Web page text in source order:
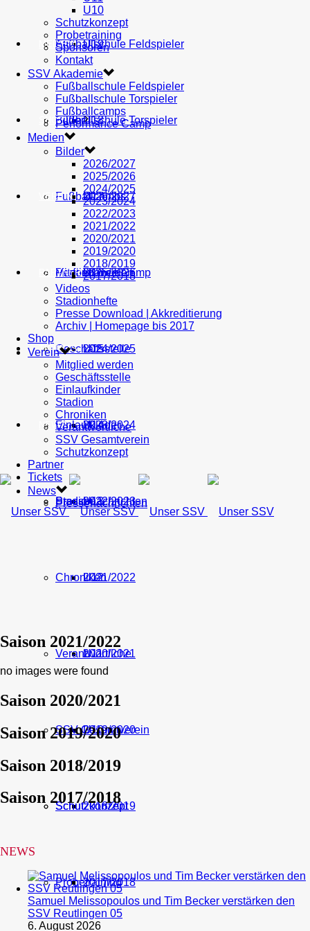
AH U19
U18
U17
U16
U15
U14
U13
U12
U11
U10
Schutzkonzept
Probetraining
Fußballschule Feldspieler
Fußballschule Torspieler
Fußballcamps
Performance Camp
MEDIEN
Bilder
2026/2027
2025/2026
2024/2025
2023/2024
2022/2023
2021/2022
2020/2021
2019/2020
2018/2019
2017/2018
SHOP
VEREIN
Mitglied werden
Geschäftsstelle
Einlaufkinder
Stadion
Chroniken
Verantwortliche
SSV Gesamtverein
Schutzkonzept
PARTNER
TICKETS
NEWS
Pressenachrichten
U10
Schutzkonzept
Probetraining
Sponsoren
Kontakt
SSV Akademie
Fußballschule Feldspieler
Fußballschule Torspieler
Fußballcamps
Performance Camp
Medien
Bilder
2026/2027
2025/2026
2024/2025
2023/2024
2022/2023
2021/2022
2020/2021
2019/2020
2018/2019
2017/2018
Videos
Stadionhefte
Presse Download | Akkreditierung
Archiv | Homepage bis 2017
Shop
Verein
Mitglied werden
Geschäftsstelle
Einlaufkinder
Stadion
Chroniken
Verantwortliche
SSV Gesamtverein
Schutzkonzept
Partner
Tickets
News
Pressenachrichten
Saison 2021/2022
no images were found
Saison 2020/2021
Saison 2019/2020
Saison 2018/2019
Saison 2017/2018
NEWS
Samuel Melissopoulos und Tim Becker verstärken den
SSV Reutlingen 05
6. August 2026